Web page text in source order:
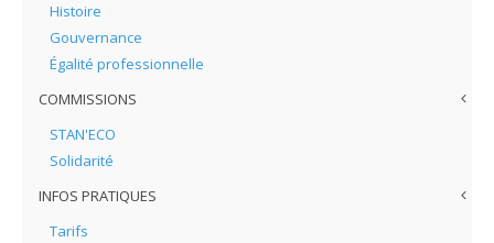
Histoire
Gouvernance
Égalité professionnelle
COMMISSIONS
STAN'ECO
Solidarité
INFOS PRATIQUES
Tarifs